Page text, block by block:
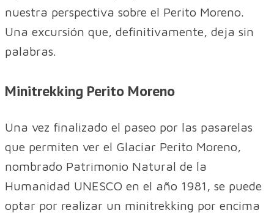
nuestra perspectiva sobre el Perito Moreno.
Una excursión que, definitivamente, deja sin
palabras.
Minitrekking Perito Moreno
Una vez finalizado el paseo por las pasarelas
que permiten ver el Glaciar Perito Moreno,
nombrado Patrimonio Natural de la
Humanidad UNESCO en el año 1981, se puede
optar por realizar un minitrekking por encima